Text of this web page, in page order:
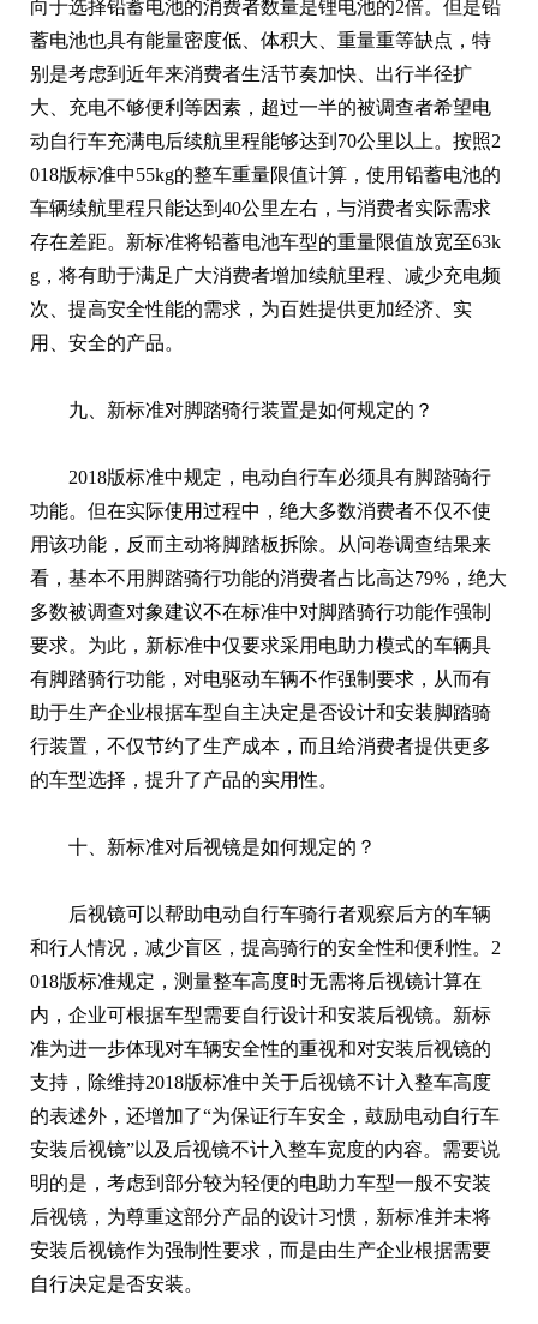
向于选择铅蓄电池的消费者数量是锂电池的2倍。但是铅
蓄电池也具有能量密度低、体积大、重量重等缺点，特
别是考虑到近年来消费者生活节奏加快、出行半径扩
大、充电不够便利等因素，超过一半的被调查者希望电
动自行车充满电后续航里程能够达到70公里以上。按照2
018版标准中55kg的整车重量限值计算，使用铅蓄电池的
车辆续航里程只能达到40公里左右，与消费者实际需求
存在差距。新标准将铅蓄电池车型的重量限值放宽至63k
g，将有助于满足广大消费者增加续航里程、减少充电频
次、提高安全性能的需求，为百姓提供更加经济、实
用、安全的产品。
九、新标准对脚踏骑行装置是如何规定的？
2018版标准中规定，电动自行车必须具有脚踏骑行
功能。但在实际使用过程中，绝大多数消费者不仅不使
用该功能，反而主动将脚踏板拆除。从问卷调查结果来
看，基本不用脚踏骑行功能的消费者占比高达79%，绝大
多数被调查对象建议不在标准中对脚踏骑行功能作强制
要求。为此，新标准中仅要求采用电助力模式的车辆具
有脚踏骑行功能，对电驱动车辆不作强制要求，从而有
助于生产企业根据车型自主决定是否设计和安装脚踏骑
行装置，不仅节约了生产成本，而且给消费者提供更多
的车型选择，提升了产品的实用性。
十、新标准对后视镜是如何规定的？
后视镜可以帮助电动自行车骑行者观察后方的车辆
和行人情况，减少盲区，提高骑行的安全性和便利性。2
018版标准规定，测量整车高度时无需将后视镜计算在
内，企业可根据车型需要自行设计和安装后视镜。新标
准为进一步体现对车辆安全性的重视和对安装后视镜的
支持，除维持2018版标准中关于后视镜不计入整车高度
的表述外，还增加了“为保证行车安全，鼓励电动自行车
安装后视镜”以及后视镜不计入整车宽度的内容。需要说
明的是，考虑到部分较为轻便的电助力车型一般不安装
后视镜，为尊重这部分产品的设计习惯，新标准并未将
安装后视镜作为强制性要求，而是由生产企业根据需要
自行决定是否安装。